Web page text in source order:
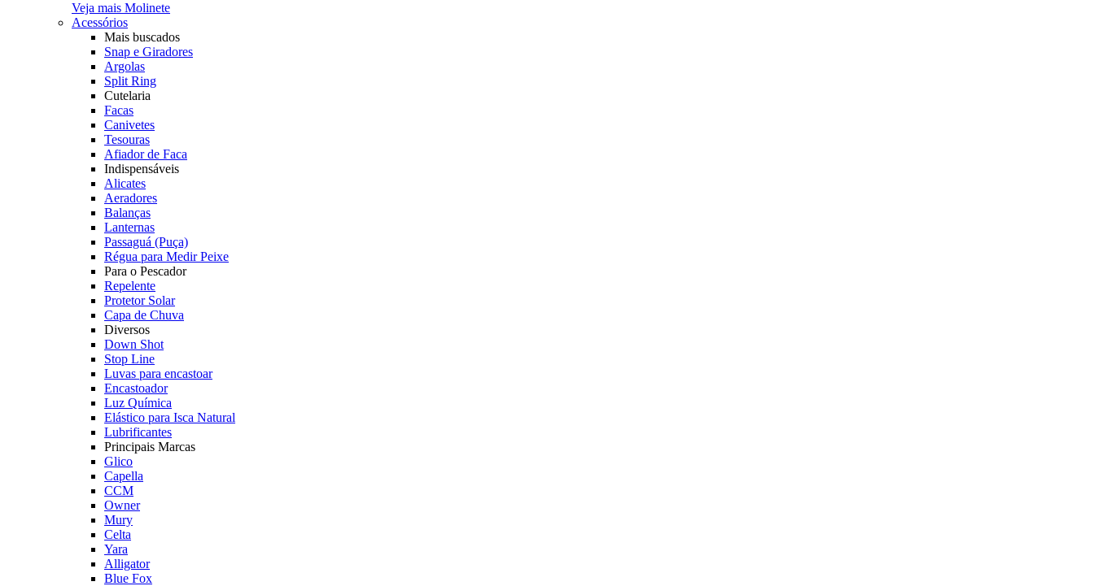
Veja mais Molinete
Acessórios
Mais buscados
Snap e Giradores
Argolas
Split Ring
Cutelaria
Facas
Canivetes
Tesouras
Afiador de Faca
Indispensáveis
Alicates
Aeradores
Balanças
Lanternas
Passaguá (Puça)
Régua para Medir Peixe
Para o Pescador
Repelente
Protetor Solar
Capa de Chuva
Diversos
Down Shot
Stop Line
Luvas para encastoar
Encastoador
Luz Química
Elástico para Isca Natural
Lubrificantes
Principais Marcas
Glico
Capella
CCM
Owner
Mury
Celta
Yara
Alligator
Blue Fox